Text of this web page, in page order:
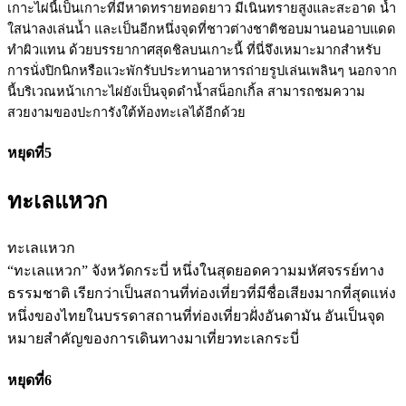
เกาะไผ่นี้เป็นเกาะที่มีหาดทรายทอดยาว มีเนินทรายสูงและสะอาด น้ำ
ใสน่าลงเล่นน้ำ และเป็นอีกหนึ่งจุดที่ชาวต่างชาติชอบมานอนอาบแดด
ทำผิวแทน ด้วยบรรยากาศสุดชิลบนเกาะนี้ ที่นี่จึงเหมาะมากสำหรับ
การนั่งปิกนิกหรือแวะพักรับประทานอาหารถ่ายรูปเล่นเพลินๆ นอกจาก
นี้บริเวณหน้าเกาะไผ่ยังเป็นจุดดำน้ำสน็อกเกิ้ล สามารถชมความ
สวยงามของปะการังใต้ท้องทะเลได้อีกด้วย
หยุดที่5
ทะเลแหวก
ทะเลแหวก
“ทะเลแหวก” จังหวัดกระบี่ หนึ่งในสุดยอดความมหัศจรรย์ทาง
ธรรมชาติ เรียกว่าเป็นสถานที่ท่องเที่ยวที่มีชื่อเสียงมากที่สุดแห่ง
หนึ่งของไทยในบรรดาสถานที่ท่องเที่ยวฝั่งอันดามัน อันเป็นจุด
หมายสำคัญของการเดินทางมาเที่ยวทะเลกระบี่
หยุดที่6